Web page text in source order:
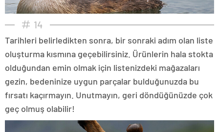
14
Tarihleri belirledikten sonra, bir sonraki adım olan liste
oluşturma kısmına geçebilirsiniz. Ürünlerin hala stokta
olduğundan emin olmak için listenizdeki mağazaları
gezin, bedeninize uygun parçalar bulduğunuzda bu
fırsatı kaçırmayın. Unutmayın, geri döndüğünüzde çok
geç olmuş olabilir!